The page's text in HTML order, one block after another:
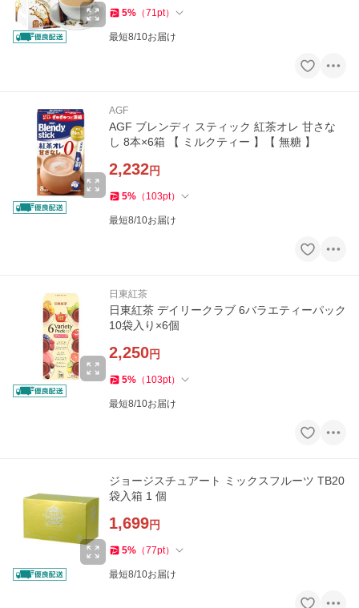
5% （71pt）
最短8/10お届け
AGF
AGF ブレンディ スティック 紅茶オレ 甘さな
し 8本×6箱 【 ミルクティー 】【 無糖 】
2,232円
5% （ 103pt）
最短8/10お届け
日東紅茶
日東紅茶 デイリークラブ 6バラエティーパック
10袋入り×6個
2,250円
5% （ 103pt）
最短8/10お届け
ジョージスチュアート ミックスフルーツ TB20
袋入箱 1 個
1,699円
5% （77pt）
最短8/10お届け